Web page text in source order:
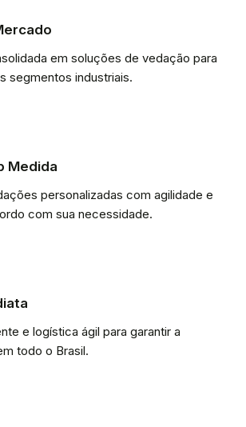
em soluções de vedação para
segmentos industriais.
Medida
personalizadas com agilidade e
com sua necessidade.
e logística ágil para garantir a
todo o Brasil.